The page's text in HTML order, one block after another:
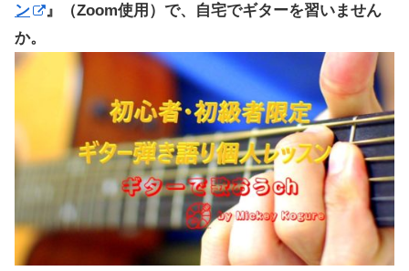
ン
』（Zoom使用）で、自宅でギターを習いません
か。